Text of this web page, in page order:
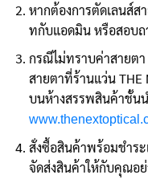
หากต้องการตัดเลนส์ส
ทกับแอดมิน หรือสอบถ
กรณีไม่ทราบค่าสายต
สายตาที่ร้านแว่น THE
บนห้างสรรพสินค้าชั้น
สั่งซื้อสินค้าพร้อมชำระ
จัดส่งสินค้าให้กับคุณอ